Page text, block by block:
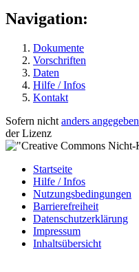
Navigation:
Dokumente
Vorschriften
Daten
Hilfe / Infos
Kontakt
Sofern nicht anders angegeben
der Lizenz
Startseite
Hilfe / Infos
Nutzungsbedingungen
Barrierefreiheit
Datenschutzerklärung
Impressum
Inhaltsübersicht